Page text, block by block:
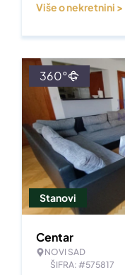
Više o nekretnini >
Stanovi
360°
Centar
NOVI SAD
ŠIFRA: #575817